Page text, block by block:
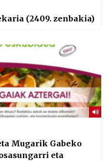
(2409. zenbakia)
Mugarik Gabeko
eta